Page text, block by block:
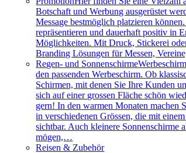
Botschaft und Werbung ausgerüstet
Message bestmöglich platzieren
repräsentieren und dauerhaft positiv in
Möglichkeiten. Mit Druck, Stickerei
Branding Lösungen für Messen,
Regen- und Sonnenschirme
den passenden Werbeschirm. Ob
Schirmen, mit denen Sie Ihre Kunden
sich auf einer grossen Fläche schön
gern! In den warmen Monaten machen
in verschiedenen Grössen, die mit
sichtbar. Auch kleinere Sonnenschirme
mögen,…
Reisen & Zubehör